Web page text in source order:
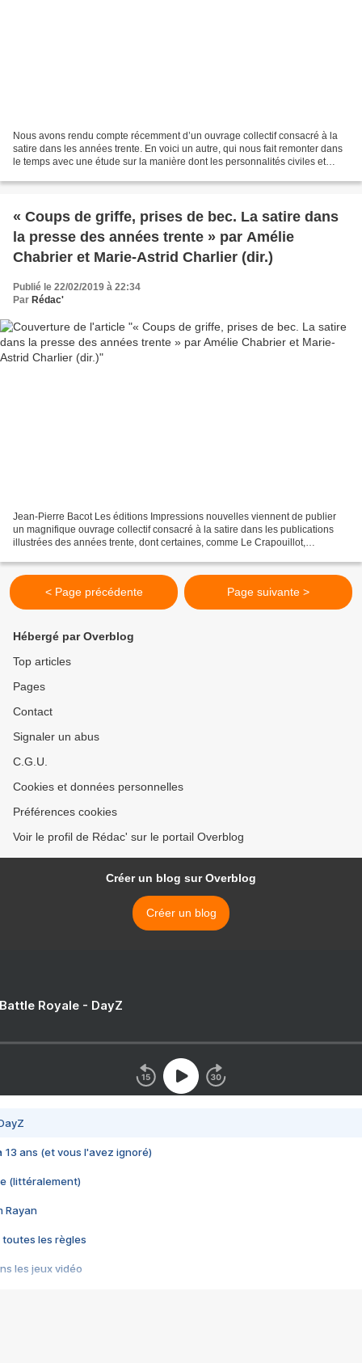
Nous avons rendu compte récemment d’un ouvrage collectif consacré à la
satire dans les années trente. En voici un autre, qui nous fait remonter dans
le temps avec une étude sur la manière dont les personnalités civiles et
« Coups de griffe, prises de bec. La satire dans
la presse des années trente » par Amélie
Chabrier et Marie-Astrid Charlier (dir.)
Publié le 22/02/2019 à 22:34
Par Rédac'
Jean-Pierre Bacot Les éditions Impressions nouvelles viennent de publier
un magnifique ouvrage collectif consacré à la satire dans les publications
illustrées des années trente, dont certaines, comme Le Crapouillot,
< Page précédente Page suivante >
Hébergé par Overblog
Top articles
Pages
Contact
Signaler un abus
C.G.U.
Cookies et données personnelles
Préférences cookies
Voir le profil de Rédac' sur le portail Overblog
Créer un blog sur Overblog
Créer un blog
Royale - DayZ
13 ans (et vous l'avez ignoré)
(littéralement)
Rayan
toutes les règles
les jeux vidéo